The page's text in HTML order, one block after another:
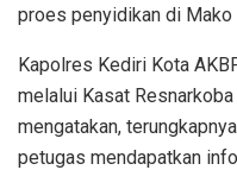
proes penyidikan di
Kapolres Kediri Kota
melalui Kasat Resnarkoba
mengatakan,
petugas mendapatkan